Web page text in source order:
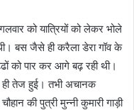
को यात्रियों को लेकर भोले
बस जैसे ही करैला डेरा गॉव के
को पार कर आगे बढ़ रही थी।
ही तेज हुई। तभी अचानक
की पुत्री मुन्नी कुमारी गाड़ी